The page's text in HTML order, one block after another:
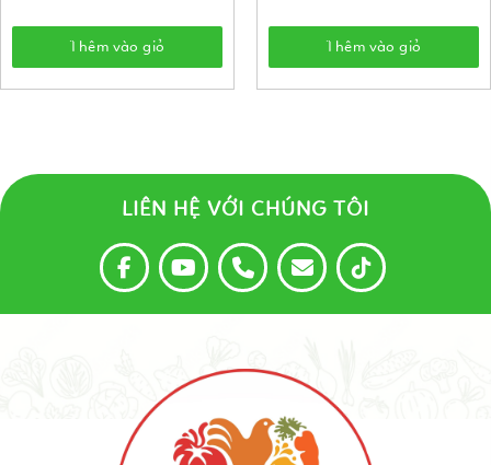
Thêm vào giỏ Thêm vào giỏ
LIÊN HỆ VỚI CHÚNG TÔI